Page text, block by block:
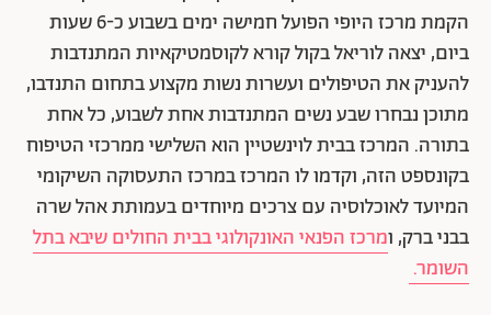
הקמת מרכז היופי הפועל חמישה ימים בשבוע כ-6 שעות
ביום, יצאה לוריאל בקול קורא לקוסמטיקאיות המתנדבות
להעניק את הטיפולים ועשרות נשות מקצוע בתחום התנדבו,
מתוכן נבחרו שבע נשים המתנדבות אחת לשבוע, כל אחת
בתורה. המרכז בבית לוינשטיין הוא השלישי ממרכזי הטיפוח
בקונספט הזה, וקדמו לו המרכז במרכז התעסוקה השיקומי
המיועד לאוכלוסיה עם צרכים מיוחדים בעמותת אהל שרה
בבני ברק, ומרכז הפנאי האונקולוגי בבית החולים שיבא בתל
השומר.